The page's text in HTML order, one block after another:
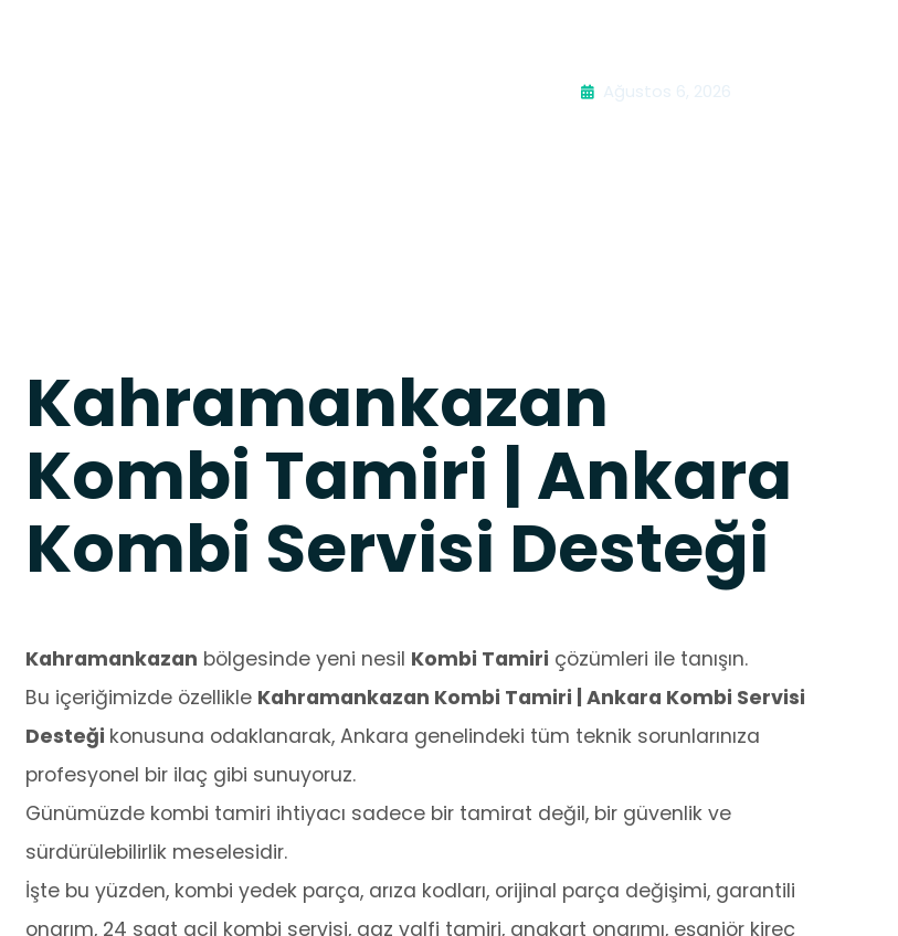
Ağustos 6, 2026
Kahramankazan
Kombi Tamiri | Ankara
Kombi Servisi Desteği
Kahramankazan bölgesinde yeni nesil Kombi Tamiri çözümleri ile tanışın.
Bu içeriğimizde özellikle Kahramankazan Kombi Tamiri | Ankara Kombi Servisi
Desteği konusuna odaklanarak, Ankara genelindeki tüm teknik sorunlarınıza
profesyonel bir ilaç gibi sunuyoruz.
Günümüzde kombi tamiri ihtiyacı sadece bir tamirat değil, bir güvenlik ve
sürdürülebilirlik meselesidir.
İşte bu yüzden, kombi yedek parça, arıza kodları, orijinal parça değişimi, garantili
onarım, 24 saat acil kombi servisi, gaz valfi tamiri, anakart onarımı, eşanjör kireç